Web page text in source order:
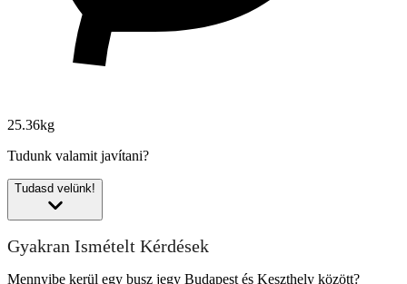
25.36kg
Tudunk valamit javítani?
Tudasd velünk!
Gyakran Ismételt Kérdések
Mennyibe kerül egy busz jegy Budapest és Keszthely között?